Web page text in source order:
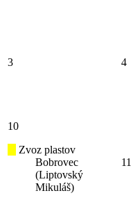
3 4
10
Zvoz plastov
Bobrovec
(Liptovský
Mikuláš)
11